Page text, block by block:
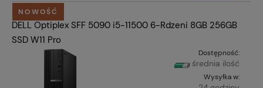
DELL Optiplex SFF 5090 i5-11500 6-Rdzeni 8GB 256GB
SSD W11 Pro
Dostępność:
średnia ilość
Wysyłka w:
NOWOŚĆ